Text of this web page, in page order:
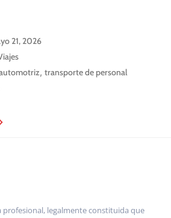
21, 2026
,transporte de personal
profesional, legalmente constituida que